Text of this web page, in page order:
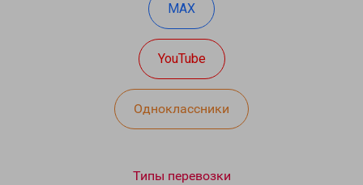
MAX
YouTube
Одноклассники
Типы перевозки